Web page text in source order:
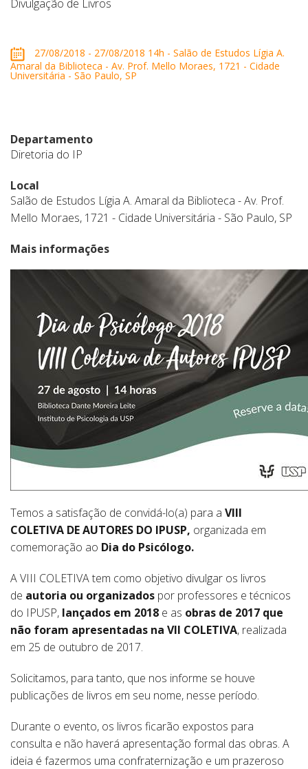
Divulgação de Livros
27/08/2018 - 27/08/2018 14h - Salão de Estudos Lígia A.
Amaral da Biblioteca - Av. Prof. Mello Moraes, 1721 - Cidade
Universitária - São Paulo, SP
Departamento
Diretoria do IP
Local
Salão de Estudos Lígia A. Amaral da Biblioteca - Av. Prof.
Mello Moraes, 1721 - Cidade Universitária - São Paulo, SP
Mais informações
Temos a satisfação de convidá-lo(a) para a VIII
COLETIVA DE AUTORES DO IPUSP, organizada em
comemoração ao Dia do Psicólogo.
A VIII COLETIVA tem como objetivo divulgar os livros
de autoria ou organizados por professores e técnicos
do IPUSP, lançados em 2018 e as obras de 2017 que
não foram apresentadas na VII COLETIVA, realizada
em 25 de outubro de 2017.
Solicitamos, para tanto, que nos informe se houve
publicações de livros em seu nome, nesse período.
Durante o evento, os livros ficarão expostos para
consulta e não haverá apresentação formal das obras. A
ideia é fazermos uma confraternização e um prazeroso